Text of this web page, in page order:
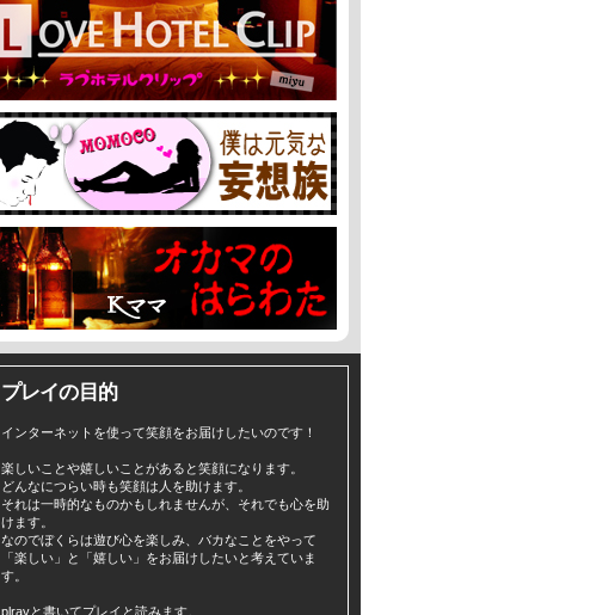
プレイの目的
インターネットを使って笑顔をお届けしたいのです！
楽しいことや嬉しいことがあると笑顔になります。
どんなにつらい時も笑顔は人を助けます。
それは一時的なものかもしれませんが、それでも心を助
けます。
なのでぼくらは遊び心を楽しみ、バカなことをやって
「楽しい」と「嬉しい」をお届けしたいと考えていま
す。
plrayと書いてプレイと読みます。